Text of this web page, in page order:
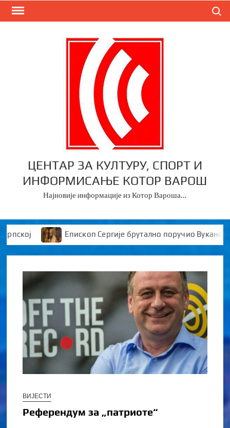
Skip
ЦЕНТАР ЗА КУЛТУРУ, СПОРТ И
ИНФОРМИСАЊЕ КОТОР ВАРОШ
Најновије информације из Котор Вароша…
Епископ Сергије брутално поручио Вукановићу
ВИЈЕСТИ
Референдум за „патриоте“